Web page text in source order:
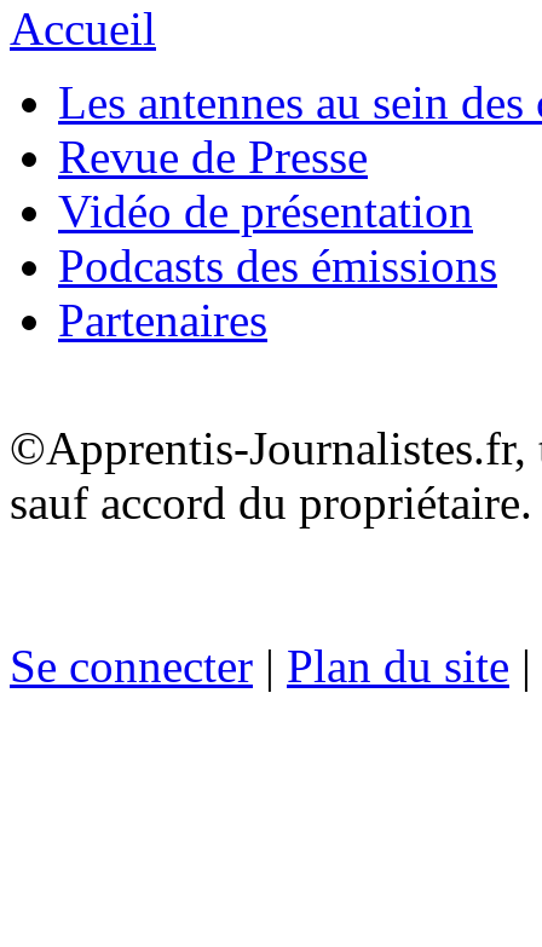
Accueil
Les antennes au sein des
Revue de Presse
Vidéo de présentation
Podcasts des émissions
Partenaires
©Apprentis-
sauf accord du propriétaire.
Se connecter | Plan du site |